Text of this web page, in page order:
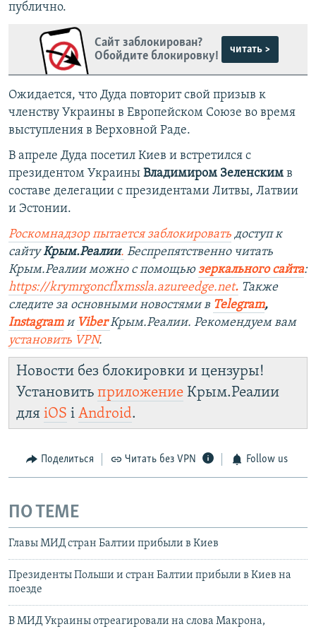
публично.
Сайт заблокирован?
Обойдите блокировку!
читать >
Ожидается, что Дуда повторит свой призыв к
членству Украины в Европейском Союзе во время
выступления в Верховной Раде.
В апреле Дуда посетил Киев и встретился с
президентом Украины Владимиром Зеленским в
составе делегации с президентами Литвы, Латвии
и Эстонии.
Роскомнадзор пытается заблокировать доступ к
сайтуКрым.Реалии. Беспрепятственно читать
Крым.Реалии можно с помощью зеркального сайта:
https://krymrgoncflxmssla.azureedge.net. Также
следите за основными новостями в Telegram,
Instagram и ViberКрым.Реалии. Рекомендуем вам
установить VPN.
Новости без блокировки и цензуры!
Установить приложение Крым.Реалии
для iOS і Android.
Поделиться Читать без VPN Follow us
ПО ТЕМЕ
Главы МИД стран Балтии прибыли в Киев
Президенты Польши и стран Балтии прибыли в Киев на
поезде
В МИД Украины отреагировали на слова Макрона,